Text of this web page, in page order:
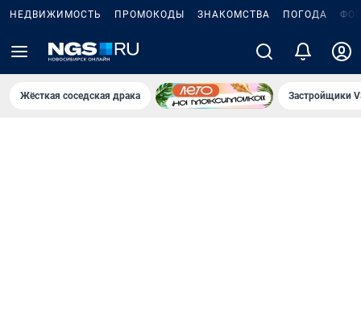
НЕДВИЖИМОСТЬ ПРОМОКОДЫ ЗНАКОМСТВА ПОГОДА
Жёсткая соседская драка Застройщики